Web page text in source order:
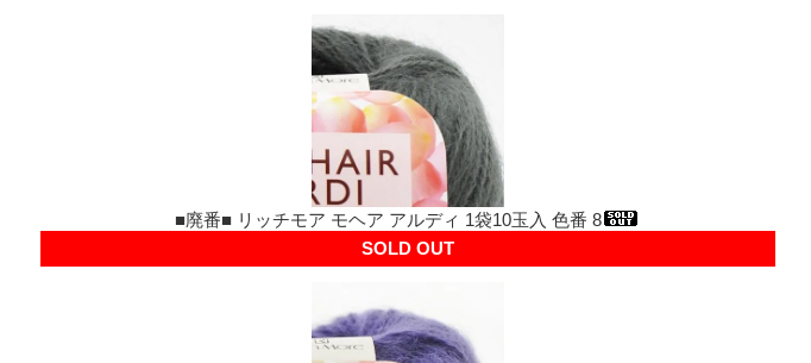
■廃番■ リッチモア モヘア アルディ 1袋10玉入 色番 8
SOLD OUT